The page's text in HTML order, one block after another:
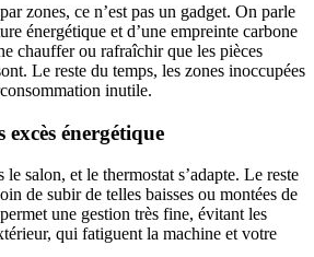
zones, ce n’est pas un gadget. On parle
énergétique et d’une empreinte carbone
chauffer ou rafraîchir que les pièces
Le reste du temps, les zones inoccupées
inutile.
énergétique
salon, et le thermostat s’adapte. Le reste
de subir de telles baisses ou montées de
une gestion très fine, évitant les
qui fatiguent la machine et votre